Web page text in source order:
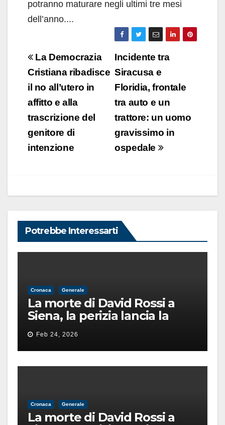
potranno maturare negli ultimi tre mesi
dell’anno....
Navigazione
articoli
Incidente tra
Siracusa e
Floridia, frontale
tra auto e un
trattore: un uomo
gravissimo in
ospedale
La Democrazia
Cristiana ribadisce
il no all’utero in
affitto e alla
trascrizione del
genitore di
intenzione
Potrebbe Interessarti
Cronaca Generale
La morte di David Rossi a
Siena, la perizia lancia la
pista di un’intimidazione
finita male
Feb 24, 2026
Cronaca Generale
La morte di David Rossi a